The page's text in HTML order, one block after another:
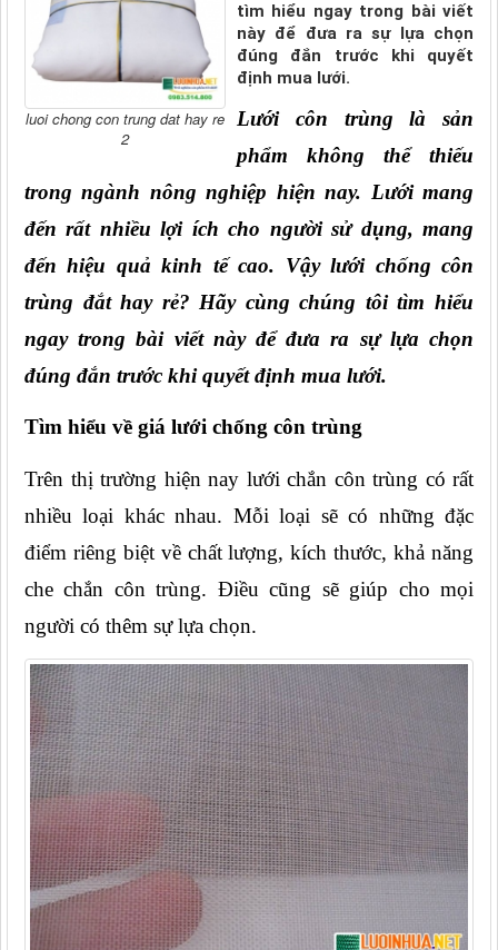
luoi chong con trung dat hay re
2
tìm hiểu ngay trong bài viết
này để đưa ra sự lựa chọn
đúng đắn trước khi quyết
định mua lưới.
Lưới côn trùng là sản
phẩm không thể thiếu
trong ngành nông nghiệp hiện nay. Lưới mang
đến rất nhiều lợi ích cho người sử dụng, mang
đến hiệu quả kinh tế cao. Vậy lưới chống côn
trùng đắt hay rẻ? Hãy cùng chúng tôi tìm hiểu
ngay trong bài viết này để đưa ra sự lựa chọn
đúng đắn trước khi quyết định mua lưới.
Tìm hiểu về giá lưới chống côn trùng
Trên thị trường hiện nay lưới chắn côn trùng có rất
nhiều loại khác nhau. Mỗi loại sẽ có những đặc
điểm riêng biệt về chất lượng, kích thước, khả năng
che chắn côn trùng. Điều cũng sẽ giúp cho mọi
người có thêm sự lựa chọn.